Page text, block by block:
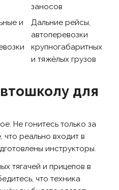
заносов
и
Дальние рейсы,
автоперевозки
крупногабаритных
и тяжёлых грузов
для
Не гонитесь только за
реально входит в
инструкторы.
тягачей и прицепов в
что техника